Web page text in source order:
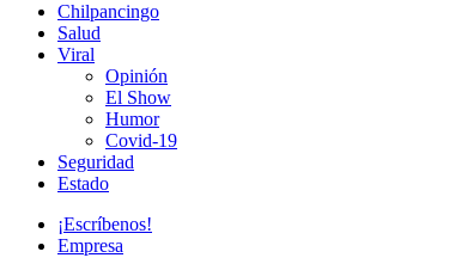
Chilpancingo
Salud
Viral
Opinión
El Show
Humor
Covid-19
Seguridad
Estado
¡Escríbenos!
Empresa